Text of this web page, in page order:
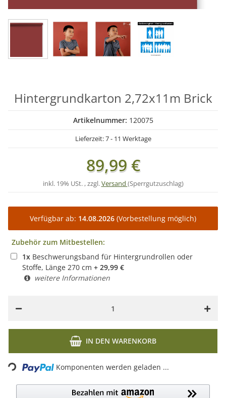
Hintergrundkarton 2,72x11m Brick
Artikelnummer: 120075
Lieferzeit:7 - 11 Werktage
89,99 €
inkl. 19% USt. , zzgl.Versand (Sperrgutzuschlag)
Verfügbar ab: 14.08.2026 (Vorbestellung möglich)
Zubehör zum Mitbestellen:
1x Beschwerungsband für Hintergrundrollen oder
Stoffe, Länge 270 cm + 29,99 €
weitere Informationen
IN DEN WARENKORB
Loading... Komponenten werden geladen ...